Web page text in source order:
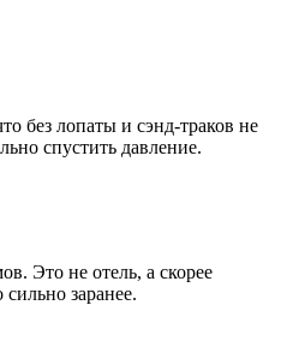
без лопаты и сэнд-траков не
спустить давление.
Это не отель, а скорее
заранее.